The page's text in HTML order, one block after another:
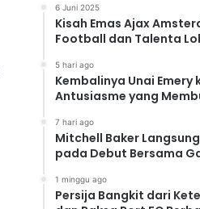
6 Juni 2025
Kisah Emas Ajax
Football dan Talenta
5 hari ago
Kembalinya Unai
Antusiasme yang
7 hari ago
Mitchell Baker
pada Debut Bersama
1 minggu ago
Persija Bangkit dari